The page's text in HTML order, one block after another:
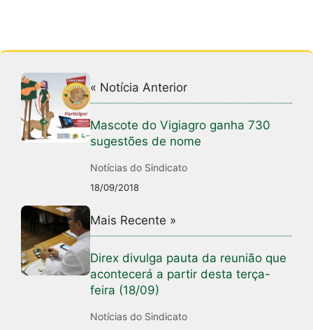
« Notícia Anterior
Mascote do Vigiagro ganha 730
sugestões de nome
Notícias do Sindicato
18/09/2018
Mais Recente »
Direx divulga pauta da reunião que
acontecerá a partir desta terça-
feira (18/09)
Notícias do Sindicato